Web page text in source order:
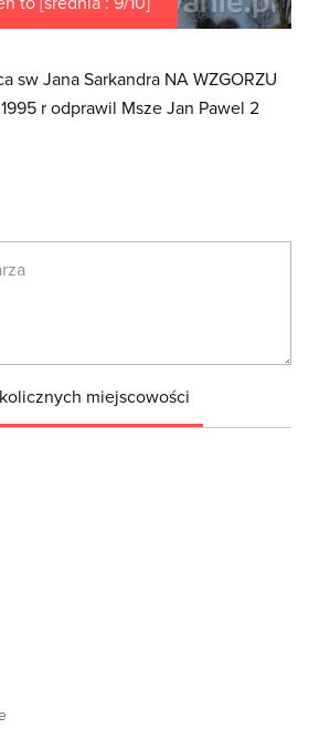
sw Jana Sarkandra NA WZGORZU
r odprawil Msze Jan Pawel 2
miejscowości